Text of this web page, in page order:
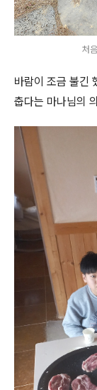
처
바람이 조금 불긴
춥다는 마나님의